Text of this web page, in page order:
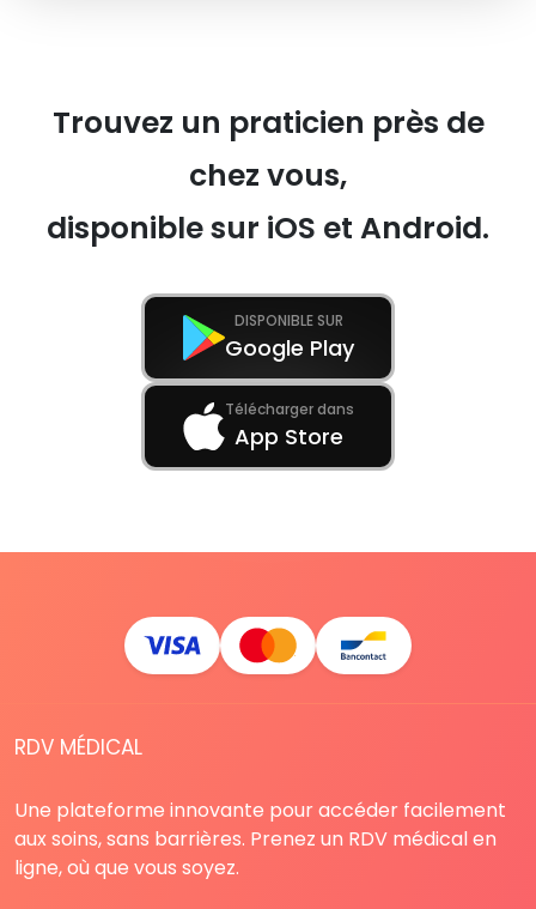
Trouvez un praticien près de
chez vous,
disponible sur iOS et Android.
DISPONIBLE SUR
Google Play
Télécharger dans
App Store
RDV MÉDICAL
Une plateforme innovante pour accéder facilement
aux soins, sans barrières. Prenez un RDV médical en
ligne, où que vous soyez.